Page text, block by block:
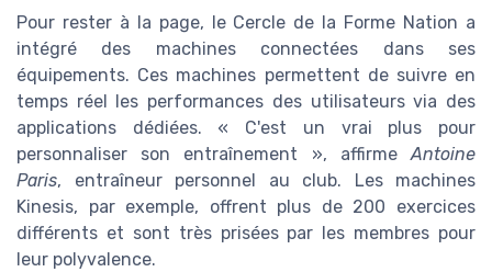
Pour rester à la page, le Cercle de la Forme Nation a
intégré des machines connectées dans ses
équipements. Ces machines permettent de suivre en
temps réel les performances des utilisateurs via des
applications dédiées. « C'est un vrai plus pour
personnaliser son entraînement », affirmeAntoine
Paris, entraîneur personnel au club. Les machines
Kinesis, par exemple, offrent plus de 200 exercices
différents et sont très prisées par les membres pour
leur polyvalence.